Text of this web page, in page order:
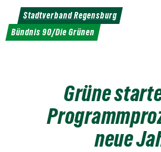
Weiter
zum
Inhalt
Stadtverband Regensburg
Bündnis 90/Die Grünen
Grüne
neue